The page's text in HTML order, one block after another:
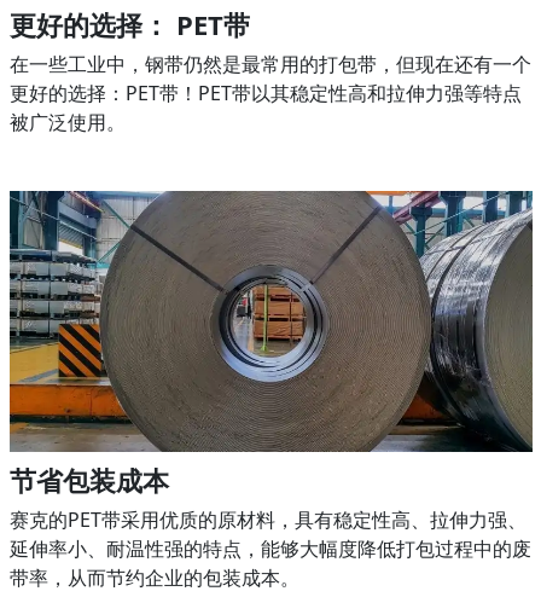
更好的选择： PET带
在一些工业中，钢带仍然是最常用的打包带，但现在还有一个
更好的选择：PET带！PET带以其稳定性高和拉伸力强等特点
被广泛使用。
节省包装成本
赛克的PET带采用优质的原材料，具有稳定性高、拉伸力强、
延伸率小、耐温性强的特点，能够大幅度降低打包过程中的废
带率，从而节约企业的包装成本。